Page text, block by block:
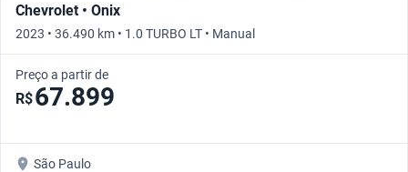
Chevrolet • Onix
2023 • 36.490 km • 1.0 TURBO LT • Manual
Preço a partir de
R$67.899
São Paulo